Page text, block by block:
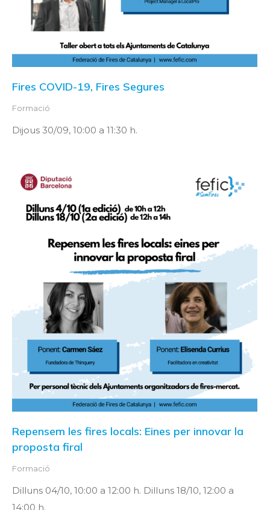
Fires COVID-19, Fires Segures
Formació
Dijous 30/09, 10:00 a 11:30 h.
Repensem les fires locals: Eines per innovar la
proposta firal
Formació
Dilluns 04/10, 10:00 a 12:00 h. Dilluns 18/10, 12:00 a
14:00 h.